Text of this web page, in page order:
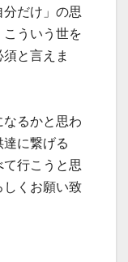
だけ」の思
ういう世を
と言えま
るかと思わ
に繋げる
行こうと思
しくお願い致